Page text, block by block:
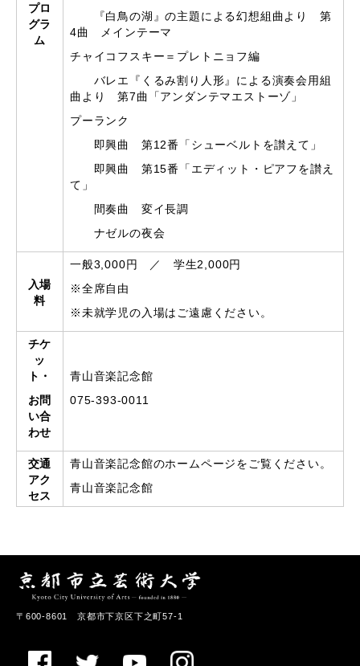
プロ
グラ
ム
『白鳥の湖』の主題による幻想組曲より 第
4曲 メインテーマ
チャイコフスキー＝プレトニョフ編
バレエ『くるみ割り人形』による演奏会用組
曲より 第7曲「アンダンテマエストーゾ」
プーランク
即興曲 第12番「シューベルトを讃えて」
即興曲 第15番「エディット・ピアフを讃え
て」
間奏曲 変イ長調
ナゼルの夜会
入場
料
一般3,000円 ／ 学生2,000円
※全席自由
※未就学児の入場はご遠慮ください。
チケ
ッ
ト・
お問
い合
わせ
青山音楽記念館
075-393-0011
交通
アク
セス
青山音楽記念館のホームページをご覧ください。
青山音楽記念館
〒600-8601 京都市下京区下之町57-1